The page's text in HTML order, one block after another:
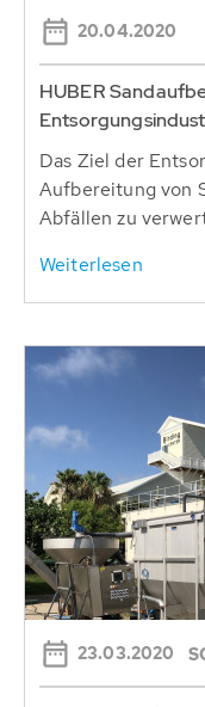
20.04.2020
HUBER
Das Ziel der
Aufbereitung von
Abfällen zu
Weiterlesen
23.03.2020